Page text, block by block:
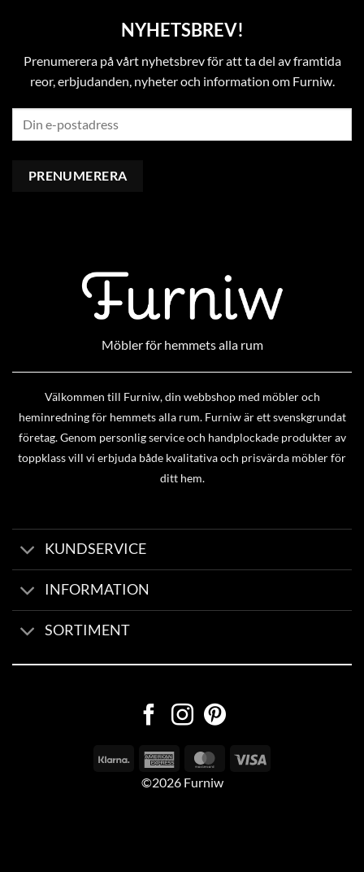
NYHETSBREV!
Prenumerera på vårt nyhetsbrev för att ta del av framtida
reor, erbjudanden, nyheter och information om Furniw.
Möbler för hemmets alla rum
Välkommen till Furniw, din webbshop med möbler och
heminredning för hemmets alla rum. Furniw är ett svenskgrundat
företag. Genom personlig service och handplockade produkter av
toppklass vill vi erbjuda både kvalitativa och prisvärda möbler för
ditt hem.
KUNDSERVICE
INFORMATION
SORTIMENT
©2026 Furniw